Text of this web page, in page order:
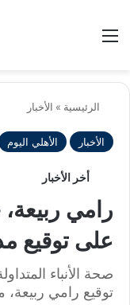
الرئيسية » الأخبار
الأخبار الأهلي اليوم
أخر الأخبار
رامي
على توقيع
صحة الأنباء
توقيع رامي ربيعة،